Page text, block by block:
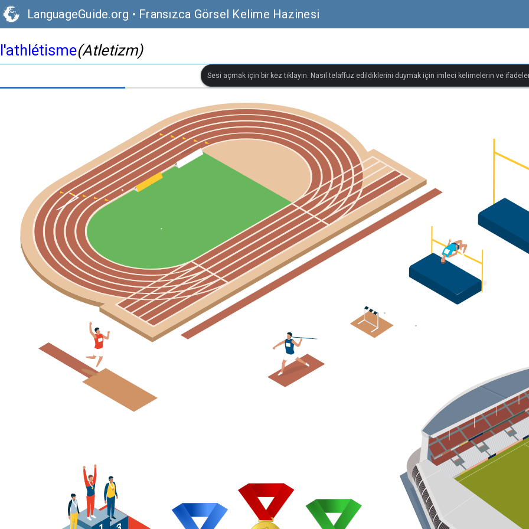
LanguageGuide.org • Fransızca Görsel Kelime Hazinesi
l'athlétisme(Atletizm)
Sesi açmak için bir kez tıklayın. Nasıl telaffuz edildiklerini duymak için imleci kelimelerin ve